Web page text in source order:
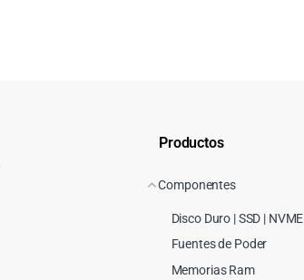
Productos
Componentes
Disco Duro | SSD | NVME
Fuentes de Poder
Memorias Ram